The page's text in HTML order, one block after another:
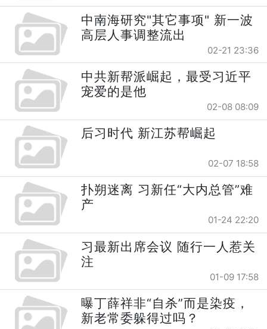
中南海研究"其它事项" 新一波
高层人事调整流出
02-21 23:36
中共新帮派崛起，最受习近平
宠爱的是他
02-08 08:09
后习时代 新江苏帮崛起
02-07 18:58
扑朔迷离 习新任“大内总管”难
产
01-24 22:20
习最新出席会议 随行一人惹关
注
01-09 17:58
曝丁薛祥非“自杀”而是染疫，
新老常委躲得过吗？